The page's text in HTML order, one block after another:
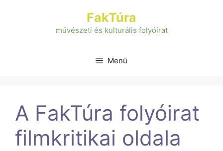
FakTúra
művészeti és kulturális folyóirat
Menü
A FakTúra folyóirat
filmkritikai oldala